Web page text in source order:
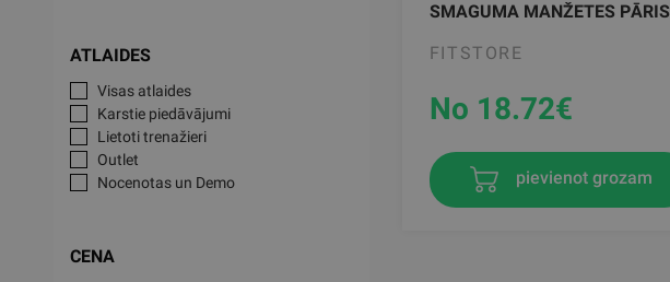
ATLAIDES
Visas atlaides
Karstie piedāvājumi
Lietoti trenažieri
Outlet
Nocenotas un Demo
CENA
SMAGUMA MANŽETES PĀRIS
FITSTORE
No 18.72€
pievienot grozam